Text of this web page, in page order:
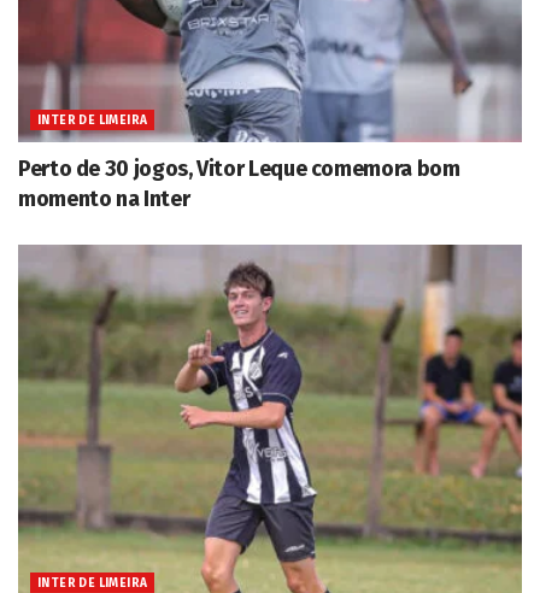
INTER DE LIMEIRA
Perto de 30 jogos, Vitor Leque comemora bom
momento na Inter
INTER DE LIMEIRA